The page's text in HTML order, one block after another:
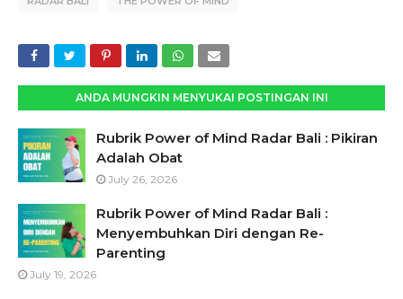
ANDA MUNGKIN MENYUKAI POSTINGAN INI
Rubrik Power of Mind Radar Bali : Pikiran
Adalah Obat
July 26, 2026
Rubrik Power of Mind Radar Bali :
Menyembuhkan Diri dengan Re-
Parenting
July 19, 2026